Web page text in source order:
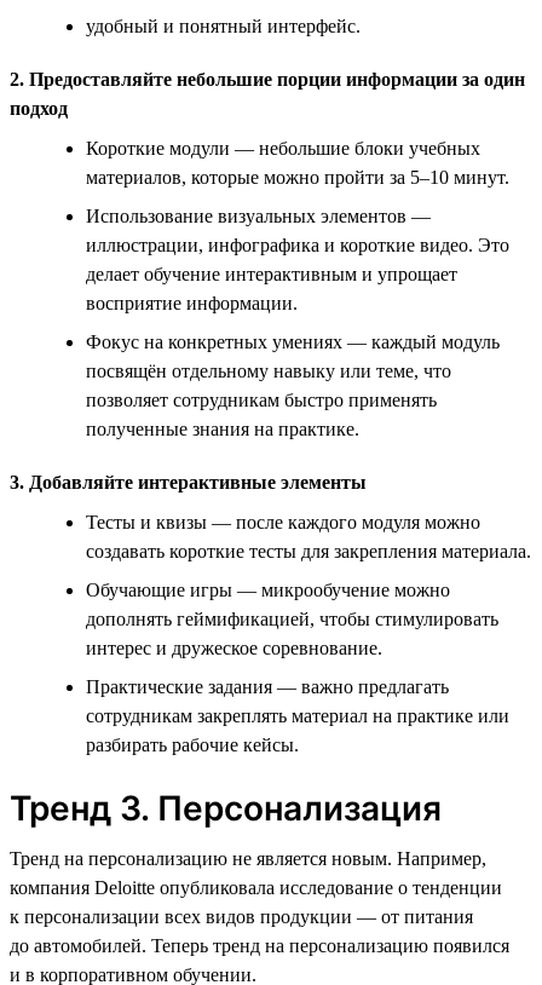
удобный и понятный интерфейс.
2. Предоставляйте небольшие порции информации за один
подход
Короткие модули — небольшие блоки учебных
материалов, которые можно пройти за 5–10 минут.
Использование визуальных элементов —
иллюстрации, инфографика и короткие видео. Это
делает обучение интерактивным и упрощает
восприятие информации.
Фокус на конкретных умениях — каждый модуль
посвящён отдельному навыку или теме, что
позволяет сотрудникам быстро применять
полученные знания на практике.
3. Добавляйте интерактивные элементы
Тесты и квизы — после каждого модуля можно
создавать короткие тесты для закрепления материала.
Обучающие игры — микрообучение можно
дополнять геймификацией, чтобы стимулировать
интерес и дружеское соревнование.
Практические задания — важно предлагать
сотрудникам закреплять материал на практике или
разбирать рабочие кейсы.
Тренд 3. Персонализация
Тренд на персонализацию не является новым. Например,
компания Deloitte опубликовала исследование о тенденции
к персонализации всех видов продукции — от питания
до автомобилей. Теперь тренд на персонализацию появился
и в корпоративном обучении.